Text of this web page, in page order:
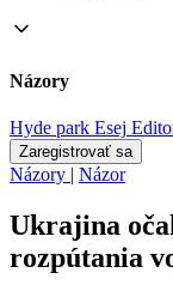
Názory
Hyde park Esej
Zaregistrovať sa
Názory | Názor
Ukrajina
rozpútania